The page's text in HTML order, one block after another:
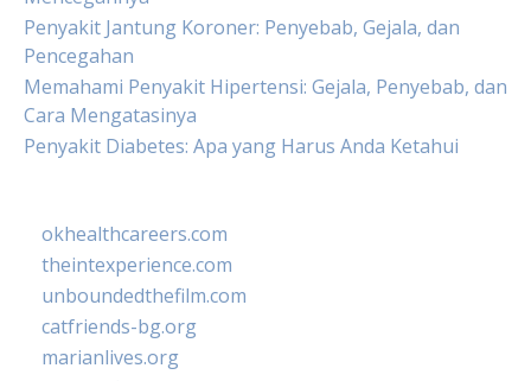
Penyakit Jantung Koroner: Penyebab, Gejala, dan
Pencegahan
Memahami Penyakit Hipertensi: Gejala, Penyebab, dan
Cara Mengatasinya
Penyakit Diabetes: Apa yang Harus Anda Ketahui
okhealthcareers.com
theintexperience.com
unboundedthefilm.com
catfriends-bg.org
marianlives.org